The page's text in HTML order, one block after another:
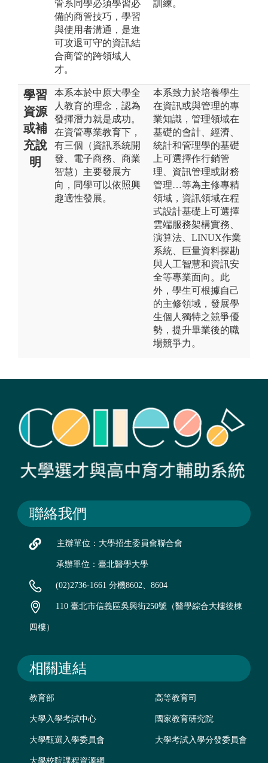
管系同學必須學習必
備的商管技巧，學習
與使用者溝通，是進
可攻退可守的資訊結
合商管的跨領域人
才。
訓練。
學習
資源
或補
充說
明
本系本於中原大學全
人教育的理念，認為
發揮潛力就是成功。
在資管專業教育下，
有三個（資訊系統開
發、電子商務、商業
智慧）主要發展方
向，同學可以依照興
趣適性發展。
本系致力於培養學生
在資訊或與管理的專
業知識，管理領域在
基礎的會計、經濟、
統計和管理學的基礎
上可選擇作行銷管
理、資訊管理或財務
管理…等為主修專精
領域，資訊領域在程
式設計基礎上可選擇
雲端服務架構實務、
演算法、LINUX作業
系統、巨量資料探勘
與人工智慧和資訊安
全等專業面向。此
外，學生可根據自己
的主修領域，發展學
生個人獨特之競爭優
勢，提升畢業後的職
場競爭力。
聯絡我們
主辦單位：大學招生委員會聯合會
承辦單位：臺北醫學大學
(02)2736-1661 分機8602、8604
110 臺北市信義區吳興街250號（醫學綜合大樓後棟
四樓）
相關連結
教育部 高等教育司
大學入學考試中心 國家教育研究院
大學甄選入學委員會 大學考試入學分發委員會
大學校院課程資源網